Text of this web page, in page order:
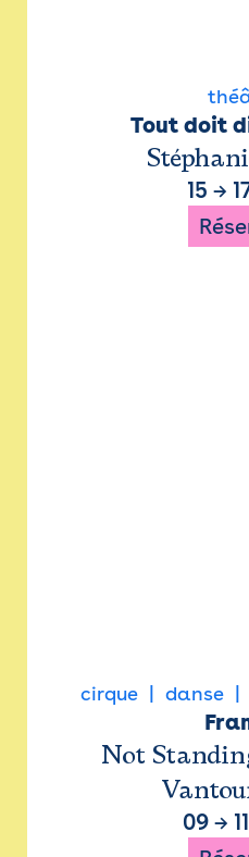
Tout doit
15 →
cirque danse
Not
09→